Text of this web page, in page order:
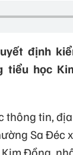
định
tiểu học
thông tin,
Sa Đéc